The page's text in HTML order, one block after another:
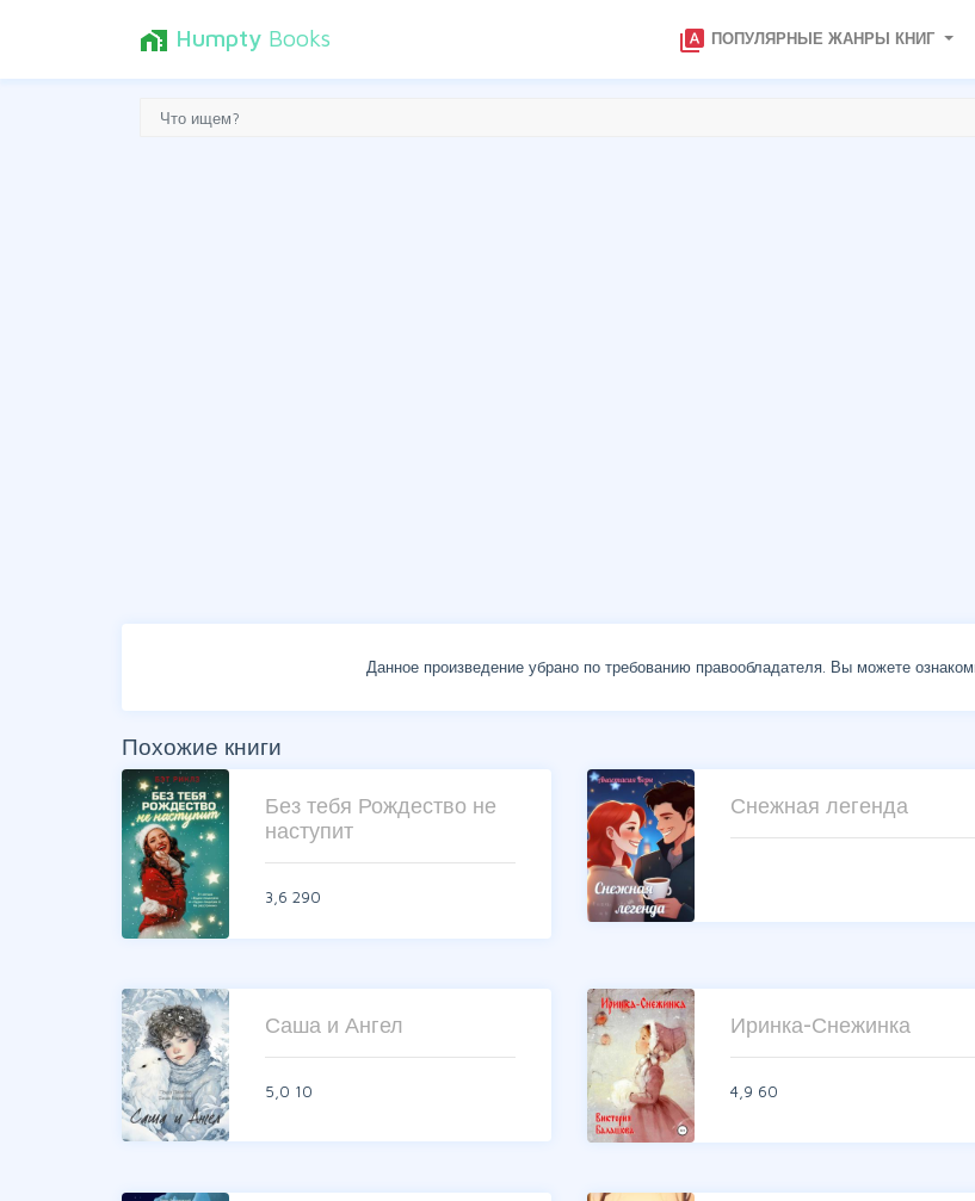
home_work Humpty Books type_specimen ПОПУЛЯРНЫЕ ЖАНРЫ КНИГ
Данное произведение убрано по требованию правообладателя. Вы можете
Похожие книги
Без тебя Рождество не
наступит
3,6 290
Снежная легенда
Саша и Ангел
5,0 10
Иринка-Снежинка
4,9 60